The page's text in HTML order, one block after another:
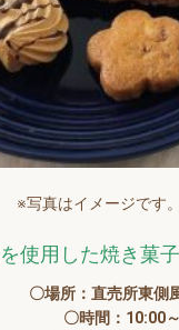
※写真はイメージです。
使用した焼き菓
〇場所：直売所東側
〇時間：10:00～